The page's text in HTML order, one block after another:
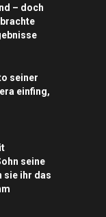
– doch
seiner
einfing,
seine
sie ihr das